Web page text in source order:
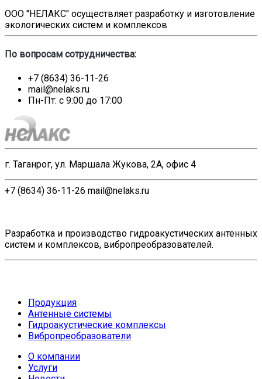
ООО "НЕЛАКС" осуществляет разработку и изготовление
экологических систем и комплексов
По вопросам сотрудничества:
+7 (8634) 36-11-26
mail@nelaks.ru
Пн-Пт: с 9:00 до 17:00
г. Таганрог, ул. Маршала Жукова, 2А, офис 4
+7 (8634) 36-11-26 mail@nelaks.ru
Разработка и производство гидроакустических антенных
систем и комплексов, вибропреобразователей.
Продукция
Антенные системы
Гидроакустические комплексы
Вибропреобразователи
О компании
Услуги